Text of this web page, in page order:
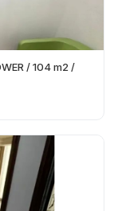
/ 104 m2 /